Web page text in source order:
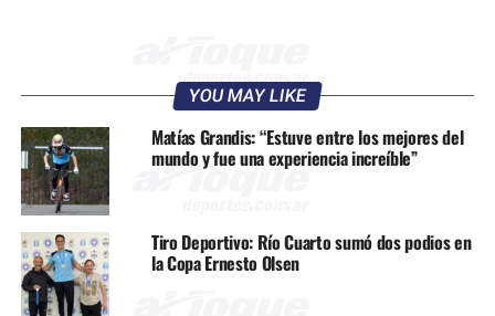
YOU MAY LIKE
Matías Grandis: “Estuve entre los mejores del
mundo y fue una experiencia increíble”
Tiro Deportivo: Río Cuarto sumó dos podios en
la Copa Ernesto Olsen